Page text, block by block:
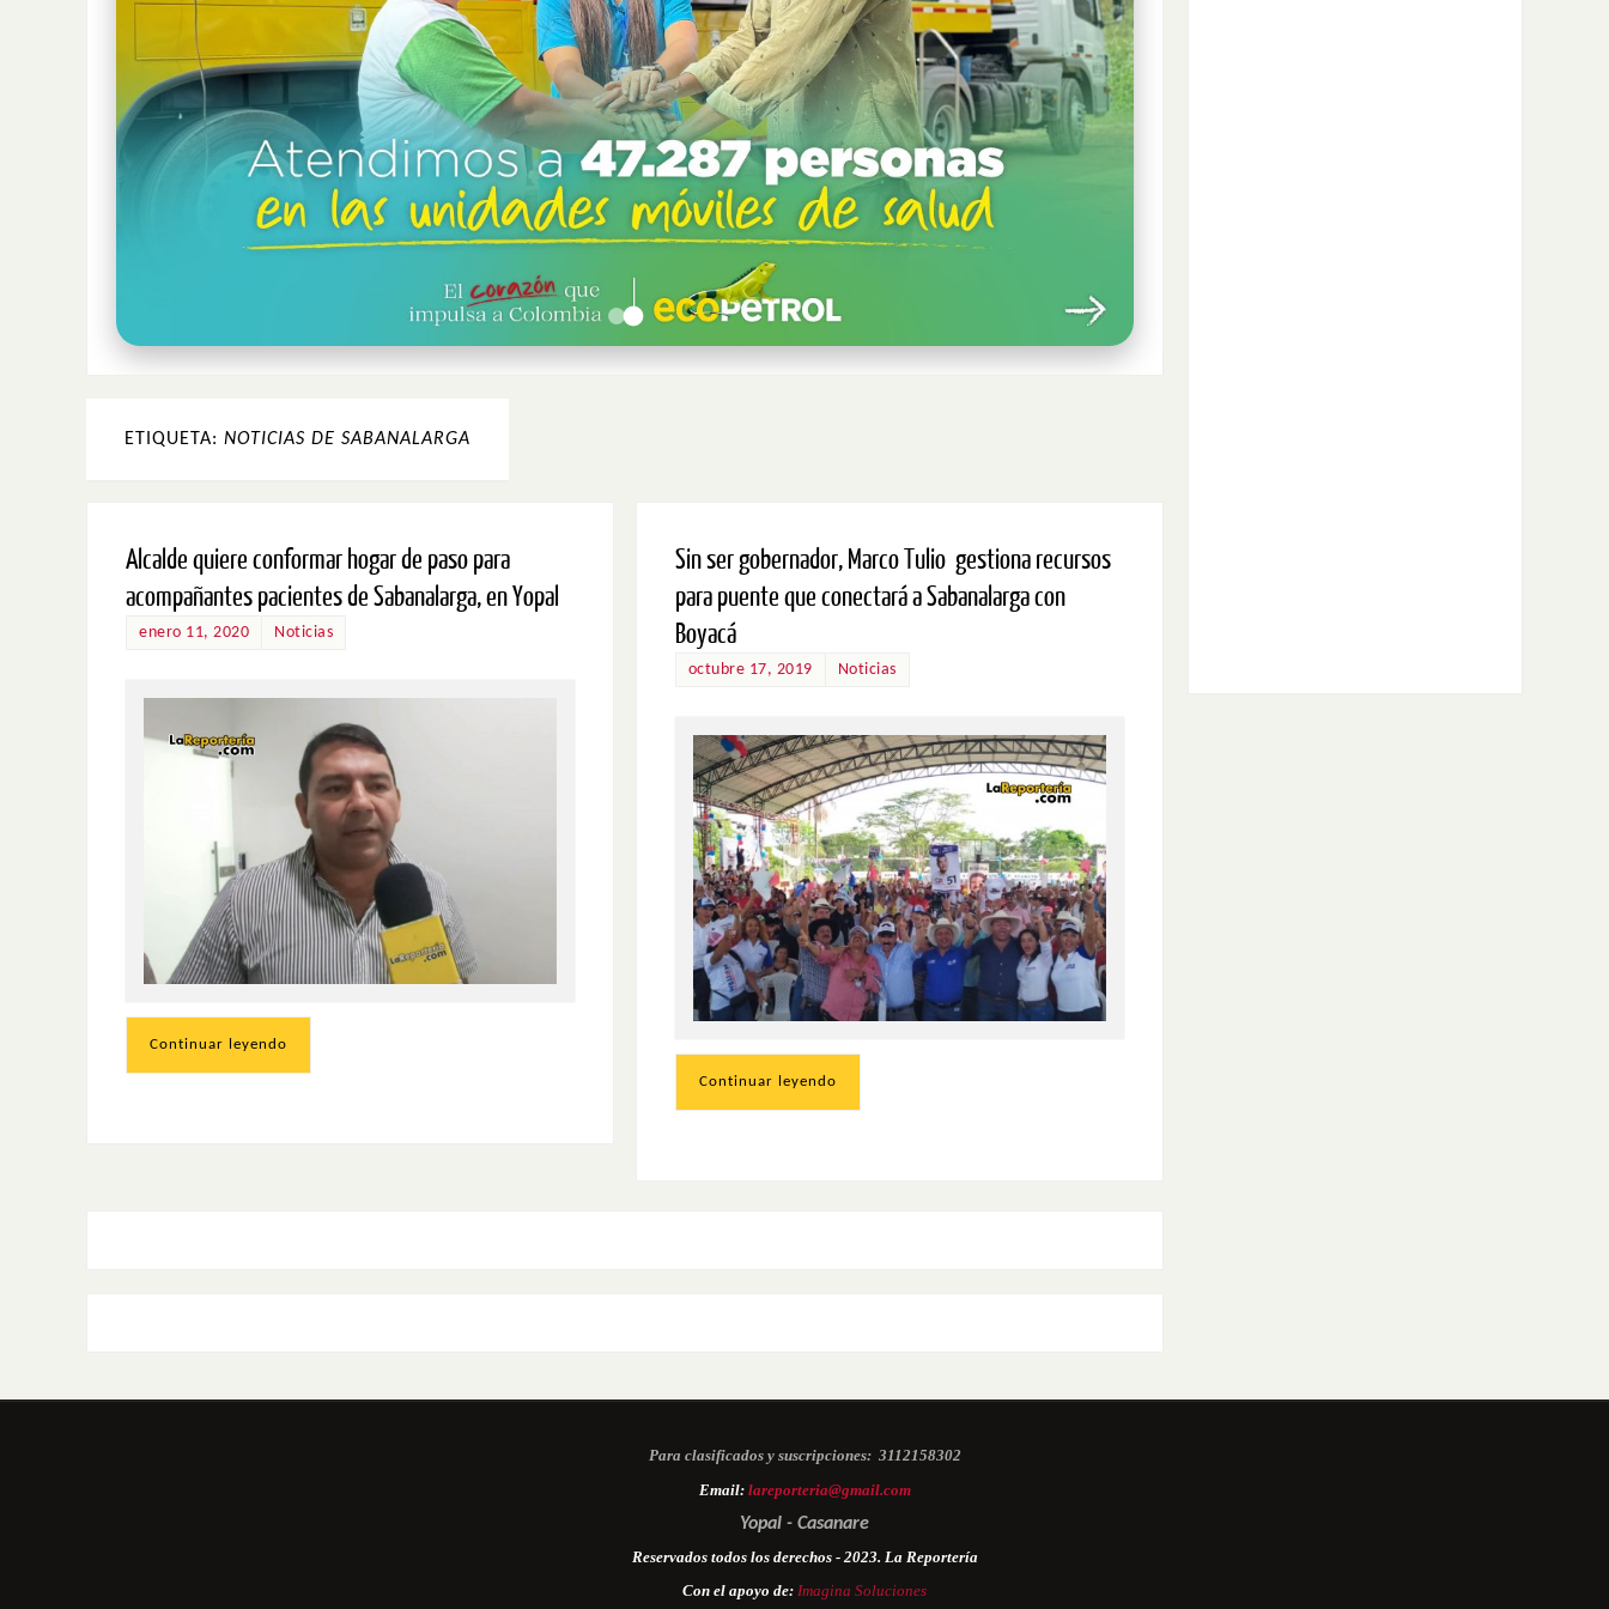
ETIQUETA: NOTICIAS DE SABANALARGA
Alcalde quiere conformar hogar de paso para
acompañantes pacientes de Sabanalarga, en Yopal
enero 11, 2020 Noticias
Continuar leyendo
Sin ser gobernador, Marco Tulio gestiona recursos
para puente que conectará a Sabanalarga con
Boyacá
octubre 17, 2019 Noticias
Continuar leyendo
Para clasificados y suscripciones: 3112158302
Email: lareporteria@gmail.com
Yopal - Casanare
Reservados todos los derechos - 2023. La Reportería
Con el apoyo de: Imagina Soluciones